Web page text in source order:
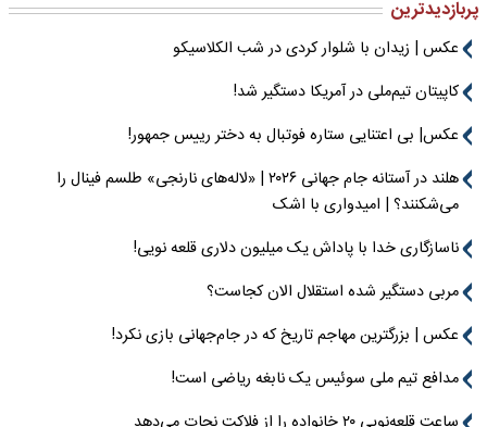
پربازدیدترین
عکس | زیدان با شلوار کردی در شب الکلاسیکو
کاپیتان تیم‌ملی در آمریکا دستگیر شد!
عکس| بی اعتنایی ستاره فوتبال به دختر رییس جمهور!
هلند در آستانه جام جهانی ۲۰۲۶ | «لاله‌های نارنجی» طلسم فینال را
می‌شکنند؟ | امیدواری با اشک
ناسازگاری خدا با پاداش یک میلیون دلاری قلعه نویی!
مربی دستگیر شده استقلال الان کجاست؟
عکس | بزرگترین مهاجم تاریخ که در جام‌جهانی بازی نکرد!
مدافع تیم ملی سوئیس یک نابغه ریاضی است!